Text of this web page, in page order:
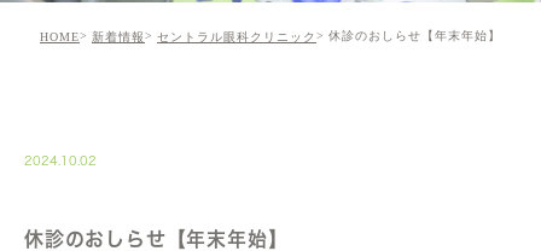
HOME 新着情報 セントラル眼科クリニック 休診のおしらせ【年末年始】
2024.10.02
休診のおしらせ【年末年始】